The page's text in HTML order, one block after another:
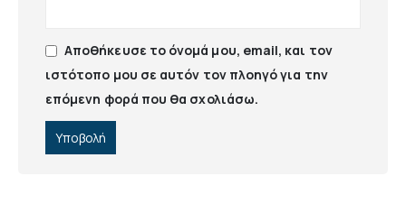
Αποθήκευσε το όνομά μου, email, και τον
ιστότοπο μου σε αυτόν τον πλοηγό για την
επόμενη φορά που θα σχολιάσω.